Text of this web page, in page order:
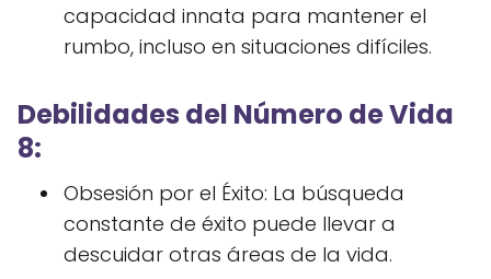
capacidad innata para mantener el
rumbo, incluso en situaciones difíciles.
Debilidades del Número de Vida
8:
Obsesión por el Éxito: La búsqueda
constante de éxito puede llevar a
descuidar otras áreas de la vida.